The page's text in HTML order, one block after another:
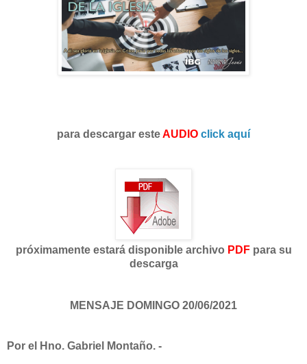
para descargar esteAUDIO click aquí
próximamente estará disponible archivo PDFpara su
descarga
MENSAJE DOMINGO 20/06/2021
Por el Hno. Gabriel Montaño. -